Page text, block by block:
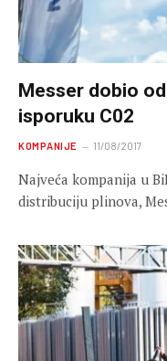
Messer dobio
isporuku C02
KOMPANIJE 11/08/2017
Najveća kompanija u
distribuciju plinova,